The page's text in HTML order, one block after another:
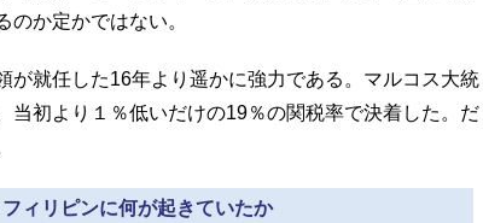
のか定かではない。
就任した16年より遥かに強力である。マルコス大統
当初より１％低いだけの19％の関税率で決着した。だ
ィリピンに何が起きていたか